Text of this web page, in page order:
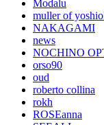
Modalu
muller of
NAKAGAMI
news
NOCHINO
orso90
oud
roberto collina
rokh
ROSEanna